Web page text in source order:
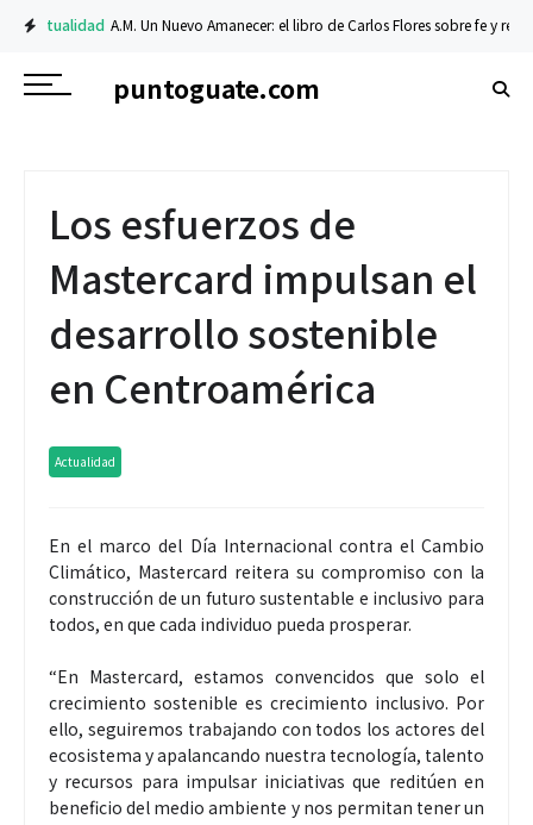
Actualidad A.M. Un Nuevo Amanecer: el libro de Carlos Flores sobre fe y
puntoguate.com
Los esfuerzos de
Mastercard impulsan el
desarrollo sostenible
en Centroamérica
Actualidad
En el marco del Día Internacional contra el Cambio
Climático, Mastercard reitera su compromiso con la
construcción de un futuro sustentable e inclusivo para
todos, en que cada individuo pueda prosperar.
“En Mastercard, estamos convencidos que solo el
crecimiento sostenible es crecimiento inclusivo. Por
ello, seguiremos trabajando con todos los actores del
ecosistema y apalancando nuestra tecnología, talento
y recursos para impulsar iniciativas que reditúen en
beneficio del medio ambiente y nos permitan tener un